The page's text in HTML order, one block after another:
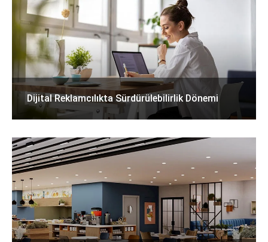
Dijital Reklamcılıkta Sürdürülebilirlik Dönemi